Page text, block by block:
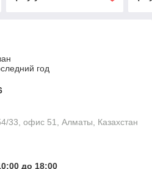
год
33, офис 51, Алматы, Казахстан
до 18:00